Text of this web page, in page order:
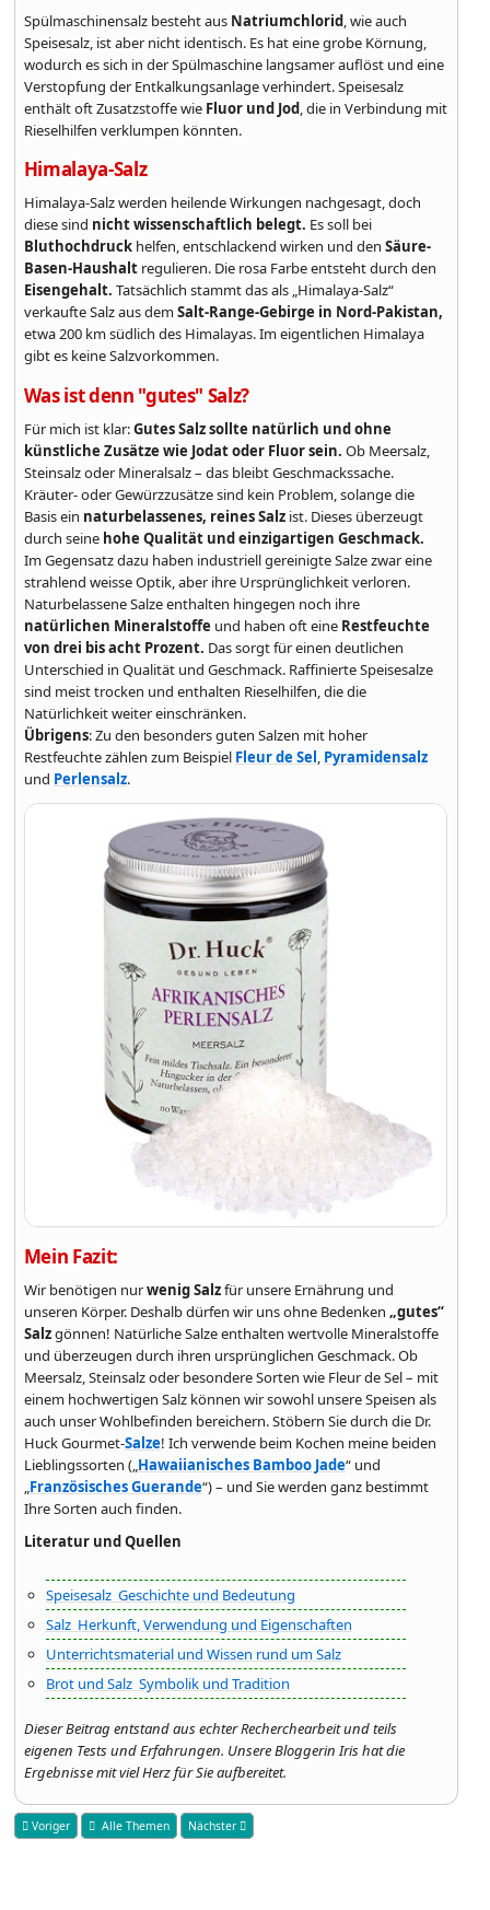
Spülmaschinensalz besteht aus Natriumchlorid, wie auch
Speisesalz, ist aber nicht identisch. Es hat eine grobe Körnung,
wodurch es sich in der Spülmaschine langsamer auflöst und eine
Verstopfung der Entkalkungsanlage verhindert. Speisesalz
enthält oft Zusatzstoffe wie Fluor und Jod, die in Verbindung mit
Rieselhilfen verklumpen könnten.
Himalaya-Salz
Himalaya-Salz werden heilende Wirkungen nachgesagt, doch
diese sind nicht wissenschaftlich belegt. Es soll bei
Bluthochdruckhelfen, entschlackend wirken und den Säure-
Basen-Haushaltregulieren. Die rosa Farbe entsteht durch den
Eisengehalt. Tatsächlich stammt das als „Himalaya-Salz“
verkaufte Salz aus demSalt-Range-Gebirge in Nord-Pakistan,
etwa 200 km südlich des Himalayas. Im eigentlichen Himalaya
gibt es keine Salzvorkommen.
Was ist denn "gutes" Salz?
Für mich ist klar:Gutes Salz sollte natürlich und ohne
künstliche Zusätze wie Jodat oder Fluor sein. Ob Meersalz,
Steinsalz oder Mineralsalz – das bleibt Geschmackssache.
Kräuter- oder Gewürzzusätze sind kein Problem, solange die
Basis ein naturbelassenes, reines Salzist. Dieses überzeugt
durch seine hohe Qualität und einzigartigen Geschmack.
Im Gegensatz dazu haben industriell gereinigte Salze zwar eine
strahlend weisse Optik, aber ihre Ursprünglichkeit verloren.
Naturbelassene Salze enthalten hingegen noch ihre
natürlichen Mineralstoffe und haben oft eine Restfeuchte
von drei bis acht Prozent. Das sorgt für einen deutlichen
Unterschied in Qualität und Geschmack. Raffinierte Speisesalze
sind meist trocken und enthalten Rieselhilfen, die die
Natürlichkeit weiter einschränken.
Übrigens: Zu den besonders guten Salzen mit hoher
Restfeuchte zählen zum Beispiel Fleur de Sel , Pyramidensalz
und Perlensalz.
Mein Fazit:
Wir benötigen nurwenig Salzfür unsere Ernährung und
unseren Körper. Deshalb dürfen wir uns ohne Bedenken „gutes“
Salzgönnen! Natürliche Salze enthalten wertvolle Mineralstoffe
und überzeugen durch ihren ursprünglichen Geschmack. Ob
Meersalz, Steinsalz oder besondere Sorten wie Fleur de Sel – mit
einem hochwertigen Salz können wir sowohl unsere Speisen als
auch unser Wohlbefinden bereichern. Stöbern Sie durch die Dr.
Huck Gourmet-Salze! Ich verwende beim Kochen meine beiden
Lieblingssorten („Hawaiianisches Bamboo Jade“ und
„Französisches Guerande“) – und Sie werden ganz bestimmt
Ihre Sorten auch finden.
Literatur und Quellen
Speisesalz Geschichte und Bedeutung
Salz Herkunft, Verwendung und Eigenschaften
Unterrichtsmaterial und Wissen rund um Salz
Brot und Salz Symbolik und Tradition
Dieser Beitrag entstand aus echter Recherchearbeit und teils
eigenen Tests und Erfahrungen. Unsere Bloggerin Iris hat die
Ergebnisse mit viel Herz für Sie aufbereitet.
Voriger Alle Themen Nächster